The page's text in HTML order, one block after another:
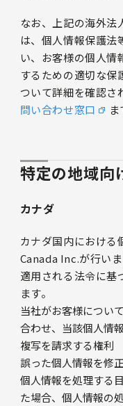
なお、上記の海外法
は、個人情報保護
い、お客様の個人情
するための適切な保
ついて詳細を確認さ
問い合わせ窓口
特定の地域向
カナダ
カナダ国内におけ
Canada Inc.が行いま
適用される法令に基
ます。
当社がお客様につい
合わせ、当該個人情
複写を請求する権利
誤った個人情報を修
個人情報を処理する
た場合、個人情報の